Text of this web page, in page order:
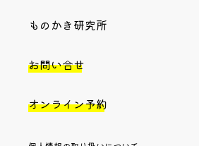
ものかき研究所
お問い合せ
オンライン予約